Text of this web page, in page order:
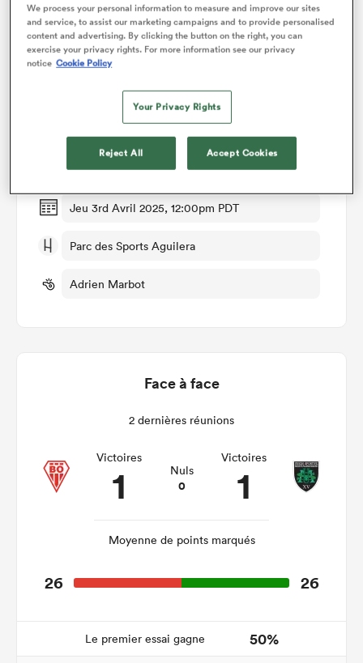
Biarritz v US Montauban
Manche 25
Jeu 3rd Avril 2025, 12:00pm PDT
Parc des Sports Aguilera
Adrien Marbot
Face à face
2 dernières réunions
Victoires
1 Nuls
0
Victoires
1
Moyenne de points marqués
26 26
Le premier essai gagne 50%
We process your personal information to measure and improve our sites
and service, to assist our marketing campaigns and to provide personalised
content and advertising. By clicking the button on the right, you can
exercise your privacy rights. For more information see our privacy
notice Cookie Policy
Your Privacy Rights
Reject All Accept Cookies